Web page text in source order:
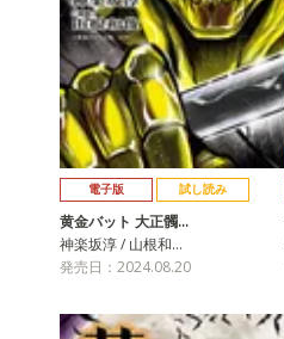
電子版 試し読み
黄金バット 大正髑…
神楽坂淳 / 山根和…
発売日：2024.08.20